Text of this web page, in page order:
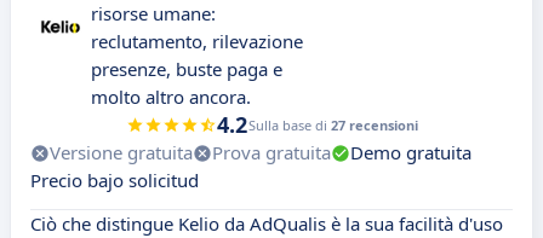
risorse umane:
reclutamento, rilevazione
presenze, buste paga e
molto altro ancora.
4.2Sulla base di 27 recensioni
Versione gratuita Prova gratuita
Demo gratuita
Precio bajo solicitud
Ciò che distingue Kelio da AdQualis è la sua facilità d'uso